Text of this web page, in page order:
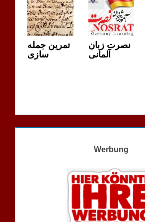
تمرین جمله
سازی
نصرت زبان
آلمانی
Werbung